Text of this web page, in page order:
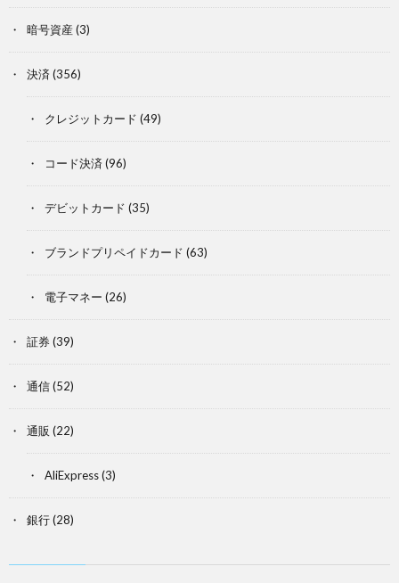
暗号資産 (3)
決済 (356)
クレジットカード (49)
コード決済 (96)
デビットカード (35)
ブランドプリペイドカード (63)
電子マネー (26)
証券(39)
通信(52)
通販 (22)
AliExpress(3)
銀行(28)